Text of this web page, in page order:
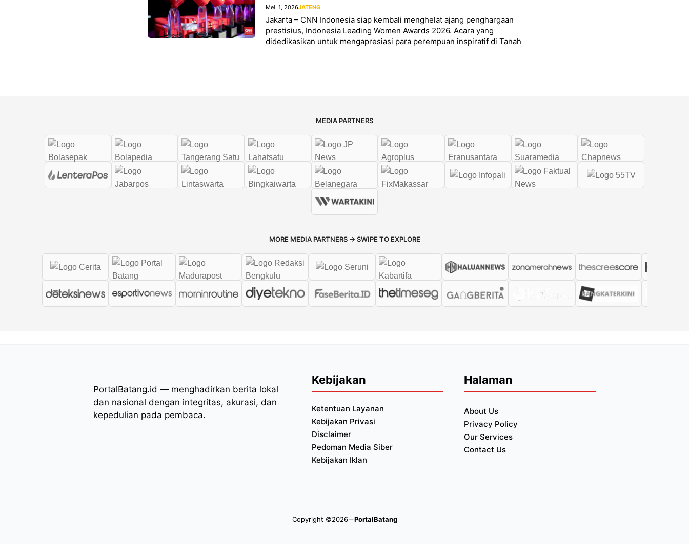
Mei. 1, 2026JATENG
Jakarta – CNN Indonesia siap kembali menghelat ajang penghargaan
prestisius, Indonesia Leading Women Awards 2026. Acara yang
didedikasikan untuk mengapresiasi para perempuan inspiratif di Tanah
MEDIA PARTNERS
MORE MEDIA PARTNERS → SWIPE TO EXPLORE
PortalBatang.id — menghadirkan berita lokal
dan nasional dengan integritas, akurasi, dan
kepedulian pada pembaca.
Kebijakan
Ketentuan Layanan
Kebijakan Privasi
Disclaimer
Pedoman Media Siber
Kebijakan Iklan
Halaman
About Us
Privacy Policy
Our Services
Contact Us
Copyright ©2026 PortalBatang